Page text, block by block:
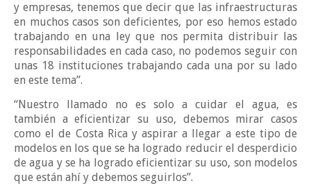
y empresas, tenemos que decir que las infraestructuras
en muchos casos son deficientes, por eso hemos estado
trabajando en una ley que nos permita distribuir las
responsabilidades en cada caso, no podemos seguir con
unas 18 instituciones trabajando cada una por su lado
en este tema”.
“Nuestro llamado no es solo a cuidar el agua, es
también a eficientizar su uso, debemos mirar casos
como el de Costa Rica y aspirar a llegar a este tipo de
modelos en los que se ha logrado reducir el desperdicio
de agua y se ha logrado eficientizar su uso, son modelos
que están ahí y debemos seguirlos”.